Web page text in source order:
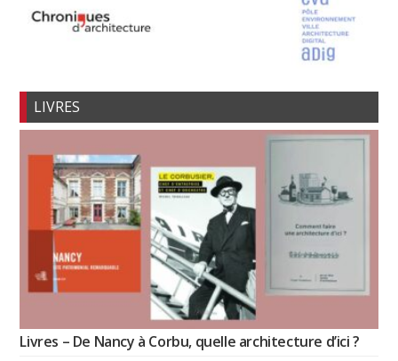
LIVRES
Livres – De Nancy à Corbu, quelle architecture d’ici ?